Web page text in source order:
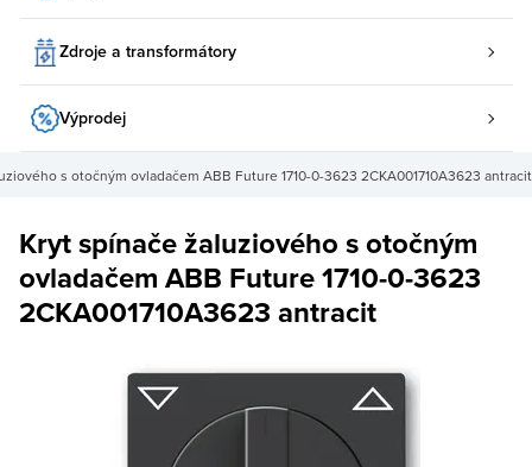
Zdroje a transformátory
Výprodej
s otočným ovladačem ABB Future 1710-0-3623 2CKA001710A3623 antracit
Kryt spínače žaluziového s otočným
ovladačem ABB Future 1710-0-3623
2CKA001710A3623 antracit